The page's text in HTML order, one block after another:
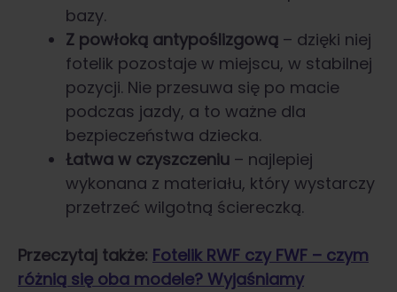
bazy.
Z powłoką antypoślizgową – dzięki niej
fotelik pozostaje w miejscu, w stabilnej
pozycji. Nie przesuwa się po macie
podczas jazdy, a to ważne dla
bezpieczeństwa dziecka.
Łatwa w czyszczeniu – najlepiej
wykonana z materiału, który wystarczy
przetrzeć wilgotną ściereczką.
Przeczytaj także: Fotelik RWF czy FWF – czym
różnią się oba modele? Wyjaśniamy